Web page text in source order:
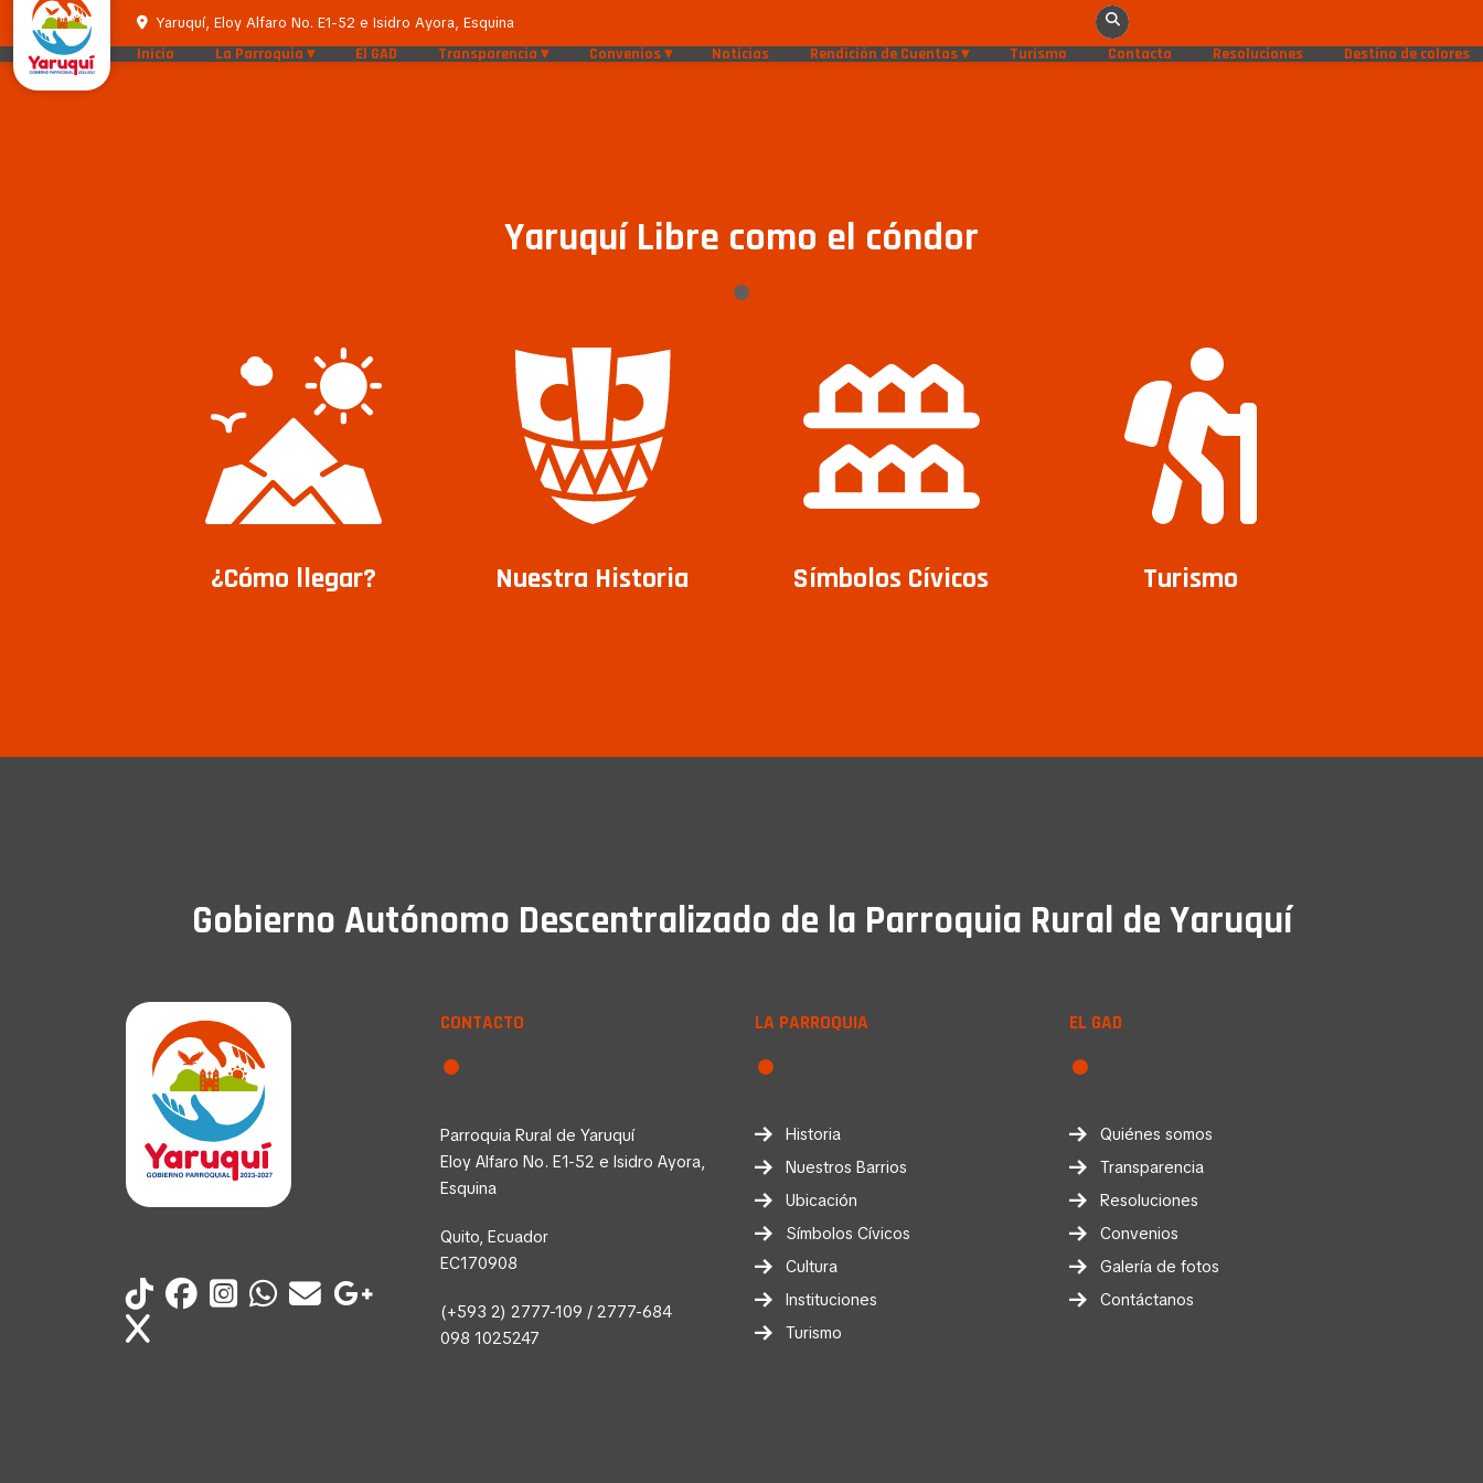
Yaruquí, Eloy Alfaro No. E1-52 e Isidro Ayora, Esquina
Inicio La Parroquia El GAD Transparencia Convenios Noticias Rendición de Cuentas Turismo Contacto Resoluciones Destino de colores
Yaruquí Libre como el cóndor
¿Cómo llegar? Nuestra Historia Símbolos Cívicos Turismo
Gobierno Autónomo Descentralizado de la Parroquia Rural de Yaruquí
CONTACTO
Parroquia Rural de Yaruquí
Eloy Alfaro No. E1-52 e Isidro Ayora,
Esquina
Quito, Ecuador
EC170908
(+593 2) 2777-109 / 2777-684
098 1025247
LA PARROQUIA
Historia
Nuestros Barrios
Ubicación
Símbolos Cívicos
Cultura
Instituciones
Turismo
EL GAD
Quiénes somos
Transparencia
Resoluciones
Convenios
Galería de fotos
Contáctanos